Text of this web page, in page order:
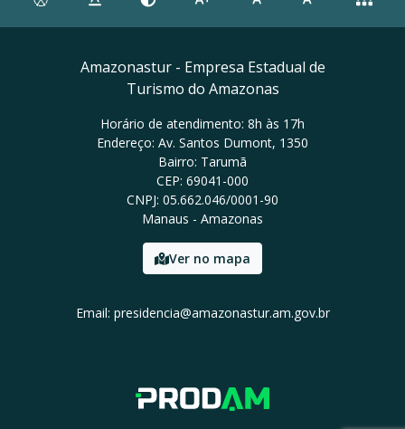
Amazonastur - Empresa Estadual de
Turismo do Amazonas
Horário de atendimento: 8h às 17h
Endereço: Av. Santos Dumont, 1350
Bairro: Tarumã
CEP: 69041-000
CNPJ: 05.662.046/0001-90
Manaus - Amazonas
Ver no mapa
Email: presidencia@amazonastur.am.gov.br